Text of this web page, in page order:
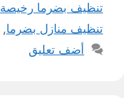
تنظيف بضرما رخيصة
تنظيف منازل بضرما,
أضف تعليق